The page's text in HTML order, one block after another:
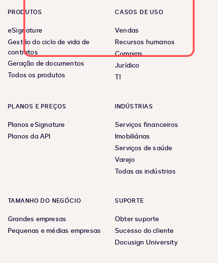
PRODUTOS
eSignature
Gestão do ciclo de vida de
contratos
Geração de documentos
Todos os produtos
CASOS DE USO
Vendas
Recursos humanos
Compras
Jurídico
TI
PLANOS E PREÇOS
Planos eSignature
Planos da API
INDÚSTRIAS
Serviços financeiros
Imobiliárias
Serviços de saúde
Varejo
Todas as indústrias
TAMANHO DO NEGÓCIO
Grandes empresas
Pequenas e médias empresas
SUPORTE
Obter suporte
Sucesso do cliente
Docusign University